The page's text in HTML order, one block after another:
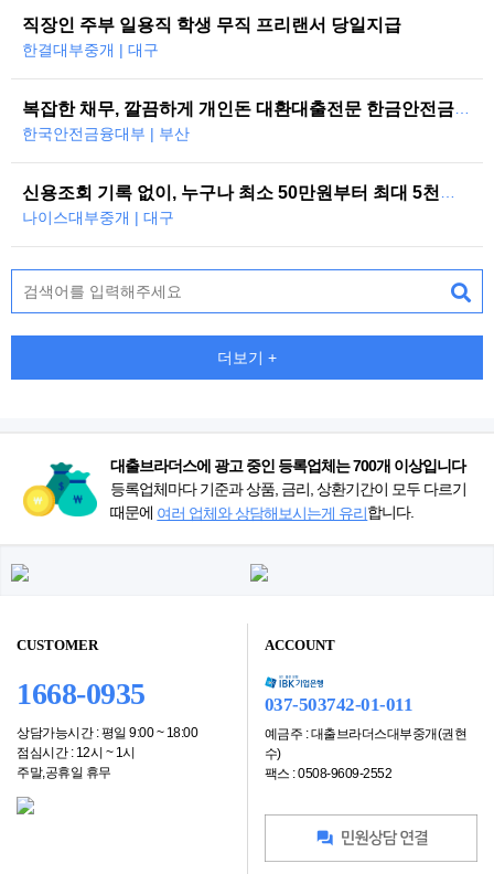
직장인 주부 일용직 학생 무직 프리랜서 당일지급
한결대부중개 | 대구
한국안전금융대부 | 부산
나이스대부중개 | 대구
더보기 +
대출브라더스에 광고 중인 등록업체는 700개 이상입니다
등록업체마다 기준과 상품, 금리, 상환기간이 모두 다르기
때문에 여러 업체와 상담해보시는게 유리합니다.
CUSTOMER
1668-0935
상담가능시간 : 평일 9:00 ~ 18:00
점심시간 : 12시 ~ 1시
주말,공휴일 휴무
ACCOUNT
037-503742-01-011
예금주 : 대출브라더스대부중개(권현
수)
팩스 : 0508-9609-2552